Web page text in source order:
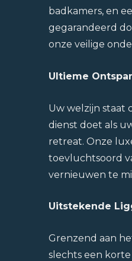
badkamers, en
gegarandeerd
onze veilige
Ultieme
Uw welzijn staat
dienst doet als
retreat. Onze
toevluchtsoord
vernieuwen te
Uitstekende
Grenzend aan
slechts een